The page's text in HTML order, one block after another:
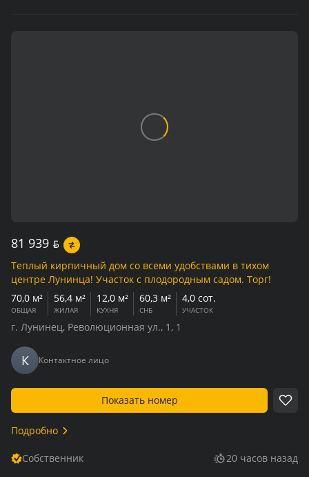
81 939 BYN
Теплый кирпичный дом со всеми удобствами в тихом
центре Лунинца! Участок с плодородным садом. Торг!
70,0 м²
ОБЩАЯ
56,4 м²
ЖИЛАЯ
12,0 м²
КУХНЯ
60,3 м²
СНБ
4,0 сот.
УЧАСТОК
г. Лунинец, Революционная ул., 1, 1
К Контактное лицо
Показать номер
Подробно
Собственник 20 часов назад